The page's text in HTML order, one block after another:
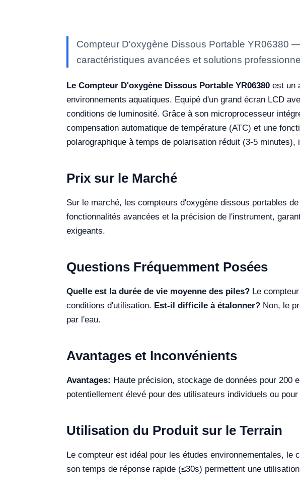
Compteur D'oxygène Dissous Portable YR06380
caractéristiques avancées et solutions
Le Compteur D'oxygène Dissous Portable YR06380 est un
environnements aquatiques. Equipé d'un grand écran LCD
conditions de luminosité. Grâce à son microprocesseur
compensation automatique de température (ATC) et une
polarographique à temps de polarisation réduit (3-5
Prix sur le Marché
Sur le marché, les compteurs d'oxygène dissous portables
fonctionnalités avancées et la précision de l'instrument,
exigeants.
Questions Fréquemment Posées
Quelle est la durée de vie moyenne des piles? Le
conditions d'utilisation. Est-il difficile à étalonner? Non, le
par l'eau.
Avantages et Inconvénients
Avantages: Haute précision, stockage de données pour
potentiellement élevé pour des utilisateurs individuels ou
Utilisation du Produit sur le Terrain
Le compteur est idéal pour les études environnementales,
son temps de réponse rapide (≤30s) permettent une